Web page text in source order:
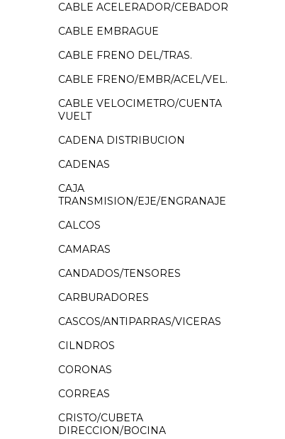
CABLE ACELERADOR/CEBADOR
CABLE EMBRAGUE
CABLE FRENO DEL/TRAS.
CABLE FRENO/EMBR/ACEL/VEL.
CABLE VELOCIMETRO/CUENTA
VUELT
CADENA DISTRIBUCION
CADENAS
CAJA
TRANSMISION/EJE/ENGRANAJE
CALCOS
CAMARAS
CANDADOS/TENSORES
CARBURADORES
CASCOS/ANTIPARRAS/VICERAS
CILNDROS
CORONAS
CORREAS
CRISTO/CUBETA
DIRECCION/BOCINA